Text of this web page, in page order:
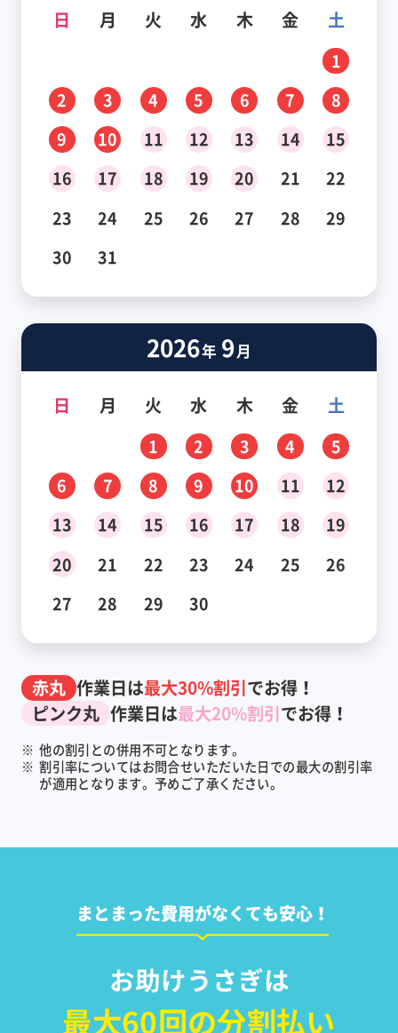
日 月 火 水 木 金 土
1
2
3 4 5 6 7
8
9
10 11 12 13 14
15
16
17 18 19 20 21
22
23
24 25 26 27 28
29
30
31
2026年 9月
日 月 火 水 木 金 土
1 2 3 4
5
6
7 8 9 10 11
12
13
14 15 16 17 18
19
20
21 22 23 24 25
26
27
28 29 30
赤丸 作業日は最大30%割引でお得！
ピンク丸 作業日は最大20%割引でお得！
※ 他の割引との併用不可となります。
※ 割引率についてはお問合せいただいた日での最大の割引率
が適用となります。予めご了承ください。
まとまった費用がなくても安心！
お助けうさぎは
最大60回の分割払い